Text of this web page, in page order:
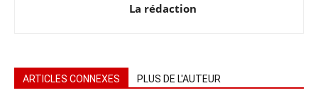
La rédaction
ARTICLES CONNEXES PLUS DE L'AUTEUR